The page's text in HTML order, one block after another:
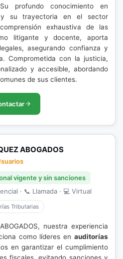
profundo conocimiento en
y su trayectoria en el sector
exhaustiva de las
litigante y docente, aporta
asegurando confianza y
Comprometida con la justicia,
y accesible, abordando
de sus clientes.
ABOGADOS
vigente y sin sanciones
· 📞 Llamada · 💻 Virtual
Tributarias
nuestra experiencia
como líderes en auditorías
en garantizar el cumplimiento